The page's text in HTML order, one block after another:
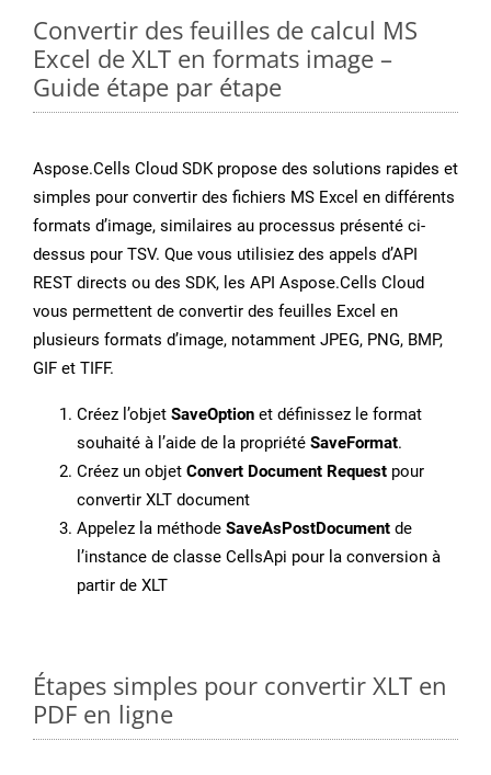
Convertir des feuilles de calcul MS
Excel de XLT en formats image –
Guide étape par étape
Aspose.Cells Cloud SDK propose des solutions rapides et
simples pour convertir des fichiers MS Excel en différents
formats d’image, similaires au processus présenté ci-
dessus pour TSV. Que vous utilisiez des appels d’API
REST directs ou des SDK, les API Aspose.Cells Cloud
vous permettent de convertir des feuilles Excel en
plusieurs formats d’image, notamment JPEG, PNG, BMP,
GIF et TIFF.
Créez l’objet SaveOption et définissez le format
souhaité à l’aide de la propriété SaveFormat.
Créez un objet Convert Document Request pour
convertir XLT document
Appelez la méthode SaveAsPostDocument de
l’instance de classe CellsApi pour la conversion à
partir de XLT
Étapes simples pour convertir XLT en
PDF en ligne